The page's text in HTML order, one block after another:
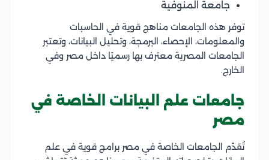
جامعة المنوفية
توفر هذه الجامعات مناهج قوية في الحاسبات
والمعلومات، الإحصاء، البرمجة، وتحليل البيانات، وتعتبر
الجامعات المصرية معترف بها رسميًا داخل مصر وفي
الخارج.
جامعات علم البيانات الخاصة في
مصر
تُقدّم الجامعات الخاصة في مصر برامج قوية في علم